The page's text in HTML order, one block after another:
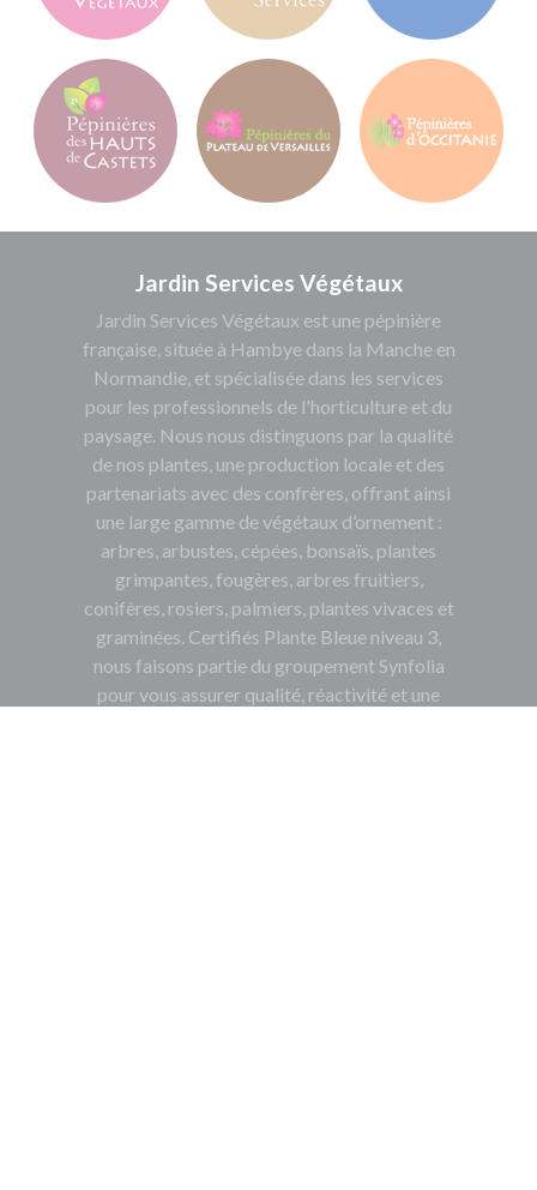
Jardin Services Végétaux
Jardin Services Végétaux est une pépinière
française, située à Hambye dans la Manche en
Normandie, et spécialisée dans les services
pour les professionnels de l'horticulture et du
paysage. Nous nous distinguons par la qualité
de nos plantes, une production locale et des
partenariats avec des confrères, offrant ainsi
une large gamme de végétaux d’ornement :
arbres, arbustes, cépées, bonsaïs, plantes
grimpantes, fougères, arbres fruitiers,
conifères, rosiers, palmiers, plantes vivaces et
graminées. Certifiés Plante Bleue niveau 3,
nous faisons partie du groupement Synfolia
pour vous assurer qualité, réactivité et une